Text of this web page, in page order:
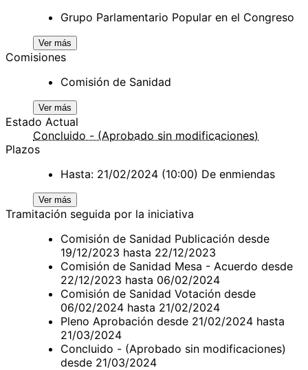
Grupo Parlamentario Popular en el Congreso
Ver más
Comisiones
Comisión de Sanidad
Ver más
Estado Actual
Concluido - (Aprobado sin modificaciones)
Plazos
Hasta: 21/02/2024 (10:00) De enmiendas
Ver más
Tramitación seguida por la iniciativa
Comisión de Sanidad Publicación desde
19/12/2023 hasta 22/12/2023
Comisión de Sanidad Mesa - Acuerdo desde
22/12/2023 hasta 06/02/2024
Comisión de Sanidad Votación desde
06/02/2024 hasta 21/02/2024
Pleno Aprobación desde 21/02/2024 hasta
21/03/2024
Concluido - (Aprobado sin modificaciones)
desde 21/03/2024